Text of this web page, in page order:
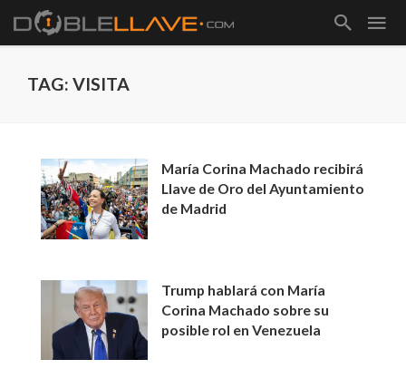
TAG: VISITA
María Corina Machado recibirá
Llave de Oro del Ayuntamiento
de Madrid
Trump hablará con María
Corina Machado sobre su
posible rol en Venezuela